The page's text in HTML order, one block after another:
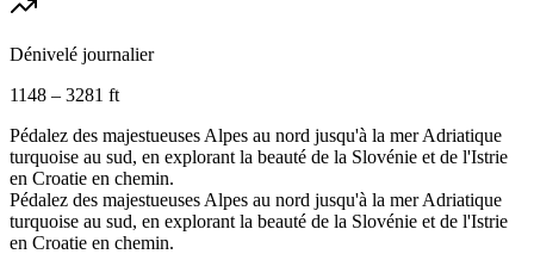
Dénivelé journalier
1148 – 3281 ft
Pédalez des majestueuses Alpes au nord jusqu'à la mer Adriatique
turquoise au sud, en explorant la beauté de la Slovénie et de l'Istrie
en Croatie en chemin.
Pédalez des majestueuses Alpes au nord jusqu'à la mer Adriatique
turquoise au sud, en explorant la beauté de la Slovénie et de l'Istrie
en Croatie en chemin.